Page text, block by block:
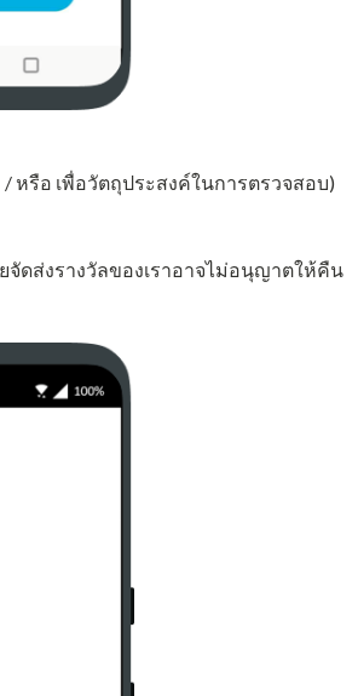
หรือ เพื่อวัตถุประสงค์ในการตรวจสอบ)
ดส่งรางวัลของเราอาจไม่อนุญาตให้คืน